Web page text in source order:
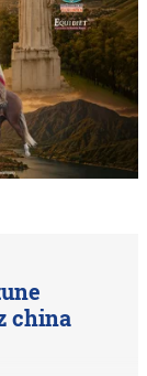
china